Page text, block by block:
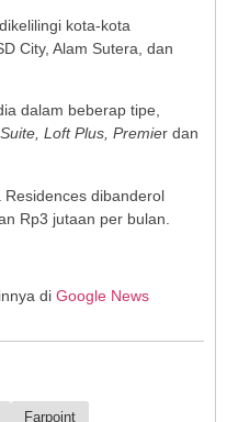
kota-kota
City, Alam Sutera, dan
dalam beberap tipe,
Loft Plus, Premier dan
dibanderol
Rp3 jutaan per bulan.
di Google News
Farpoint